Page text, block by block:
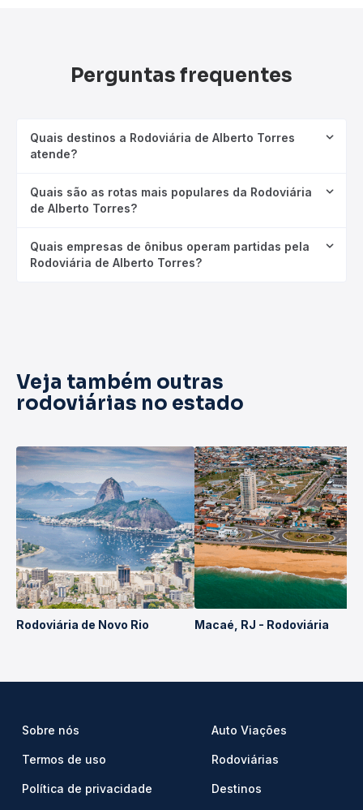
Perguntas frequentes
Quais destinos a Rodoviária de Alberto Torres
atende?
Quais são as rotas mais populares da Rodoviária
de Alberto Torres?
Quais empresas de ônibus operam partidas pela
Rodoviária de Alberto Torres?
Veja também outras
rodoviárias no estado
Rodoviária de Novo Rio Macaé, RJ - Rodoviária
Sobre nós
Termos de uso
Política de privacidade
Auto Viações
Rodoviárias
Destinos